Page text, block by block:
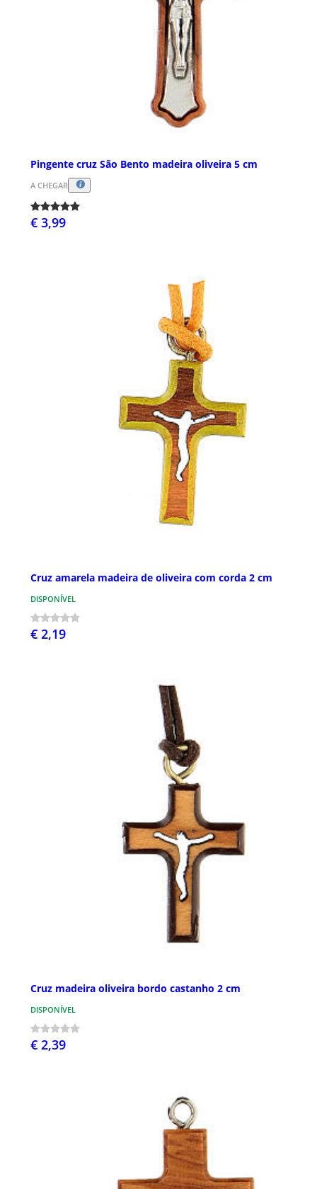
Pingente cruz São Bento madeira oliveira 5 cm
A CHEGAR
€ 3,99
Cruz amarela madeira de oliveira com corda 2 cm
DISPONÍVEL
€ 2,19
Cruz madeira oliveira bordo castanho 2 cm
DISPONÍVEL
€ 2,39